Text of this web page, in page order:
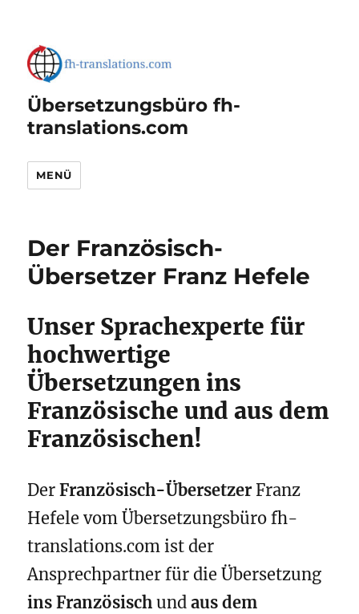
Übersetzungsbüro fh-
translations.com
MENÜ
Der Französisch-
Übersetzer Franz Hefele
Unser Sprachexperte für
hochwertige
Übersetzungen ins
Französische und aus dem
Französischen!
DerFranzösisch-Übersetzer Franz
Hefele vom Übersetzungsbüro fh-
translations.com ist der
Ansprechpartner für die Übersetzung
ins Französisch undaus dem